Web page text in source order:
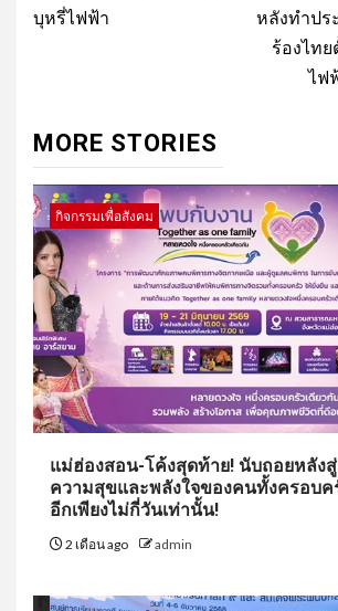
บุหรี่ไฟฟ้า
หลังทำปร
ร้องไท
ไฟ
MORE STORIES
กิจกรรมเพื่อสังคม
แม่ฮ่องสอน-โค้งสุดท้าย! นับถอยหลัง
ความสุขและพลังใจของคนทั้งครอบค
อีกเพียงไม่กี่วันเท่านั้น!
2 เดือน ago admin